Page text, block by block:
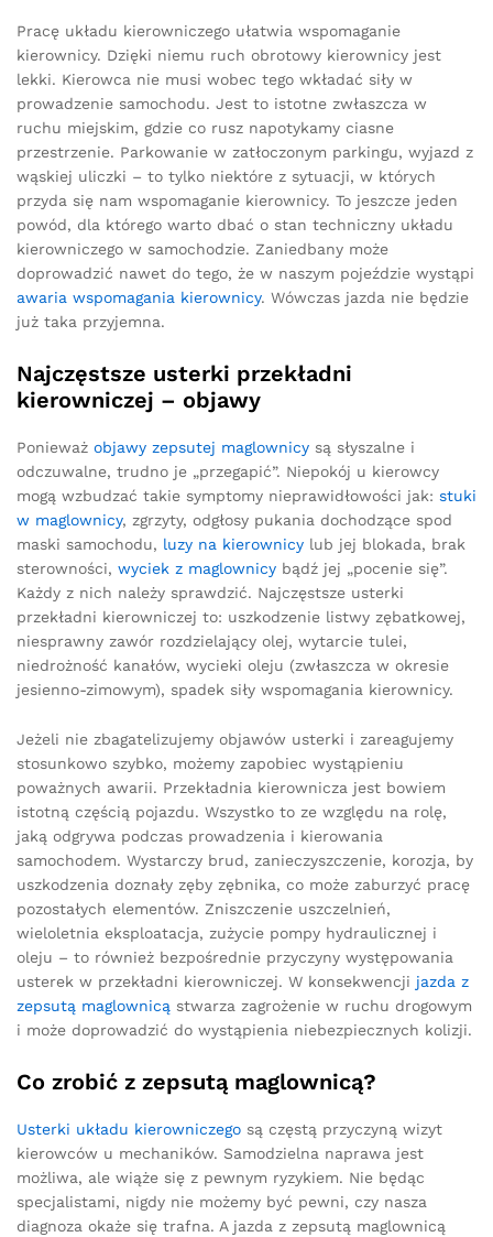
Pracę układu kierowniczego ułatwia wspomaganie
kierownicy. Dzięki niemu ruch obrotowy kierownicy jest
lekki. Kierowca nie musi wobec tego wkładać siły w
prowadzenie samochodu. Jest to istotne zwłaszcza w
ruchu miejskim, gdzie co rusz napotykamy ciasne
przestrzenie. Parkowanie w zatłoczonym parkingu, wyjazd z
wąskiej uliczki – to tylko niektóre z sytuacji, w których
przyda się nam wspomaganie kierownicy. To jeszcze jeden
powód, dla którego warto dbać o stan techniczny układu
kierowniczego w samochodzie. Zaniedbany może
doprowadzić nawet do tego, że w naszym pojeździe wystąpi
awaria wspomagania kierownicy. Wówczas jazda nie będzie
już taka przyjemna.
Najczęstsze usterki przekładni
kierowniczej – objawy
Ponieważ objawy zepsutej maglownicy są słyszalne i
odczuwalne, trudno je „przegapić”. Niepokój u kierowcy
mogą wzbudzać takie symptomy nieprawidłowości jak: stuki
w maglownicy, zgrzyty, odgłosy pukania dochodzące spod
maski samochodu, luzy na kierownicy lub jej blokada, brak
sterowności, wyciek z maglownicy bądź jej „pocenie się”.
Każdy z nich należy sprawdzić. Najczęstsze usterki
przekładni kierowniczej to: uszkodzenie listwy zębatkowej,
niesprawny zawór rozdzielający olej, wytarcie tulei,
niedrożność kanałów, wycieki oleju (zwłaszcza w okresie
jesienno-zimowym), spadek siły wspomagania kierownicy.
Jeżeli nie zbagatelizujemy objawów usterki i zareagujemy
stosunkowo szybko, możemy zapobiec wystąpieniu
poważnych awarii. Przekładnia kierownicza jest bowiem
istotną częścią pojazdu. Wszystko to ze względu na rolę,
jaką odgrywa podczas prowadzenia i kierowania
samochodem. Wystarczy brud, zanieczyszczenie, korozja, by
uszkodzenia doznały zęby zębnika, co może zaburzyć pracę
pozostałych elementów. Zniszczenie uszczelnień,
wieloletnia eksploatacja, zużycie pompy hydraulicznej i
oleju – to również bezpośrednie przyczyny występowania
usterek w przekładni kierowniczej. W konsekwencji jazda z
zepsutą maglownicą stwarza zagrożenie w ruchu drogowym
i może doprowadzić do wystąpienia niebezpiecznych kolizji.
Co zrobić z zepsutą maglownicą?
Usterki układu kierowniczego są częstą przyczyną wizyt
kierowców u mechaników. Samodzielna naprawa jest
możliwa, ale wiąże się z pewnym ryzykiem. Nie będąc
specjalistami, nigdy nie możemy być pewni, czy nasza
diagnoza okaże się trafna. A jazda z zepsutą maglownicą